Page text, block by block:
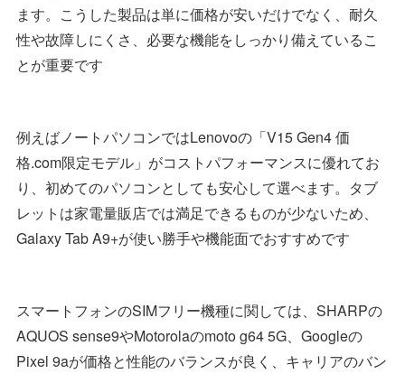
ます。こうした製品は単に価格が安いだけでなく、耐久
性や故障しにくさ、必要な機能をしっかり備えているこ
とが重要です
例えばノートパソコンではLenovoの「V15 Gen4 価
格.com限定モデル」がコストパフォーマンスに優れてお
り、初めてのパソコンとしても安心して選べます。タブ
レットは家電量販店では満足できるものが少ないため、
Galaxy Tab A9+が使い勝手や機能面でおすすめです
スマートフォンのSIMフリー機種に関しては、SHARPの
AQUOS sense9やMotorolaのmoto g64 5G、Googleの
Pixel 9aが価格と性能のバランスが良く、キャリアのバン